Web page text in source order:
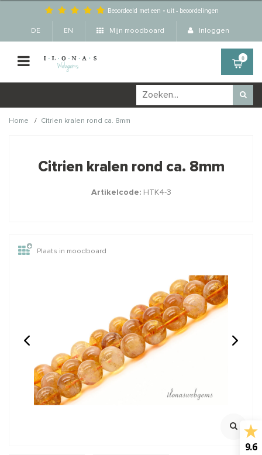
Beoordeeld met een - uit -beoordelingen
DE EN Mijn moodboard Inloggen
0
Home / Citrien kralen rond ca. 8mm
producten ook interessant
Angeliet kralen rond ca.
8mm
100% natuurlijk
Streng ca. 38cm
€18,95 Incl. btw
Citrien kralen rond
facet ca. 4mm
€19,95 Incl. btw
Citrien kralen rond ca. 8mm
Artikelcode:HTK4-3
Plaats in moodboard
9.6